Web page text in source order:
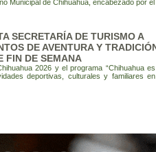
Municipal de Chihuahua, encabezado por el
SECRETARÍA DE TURISMO A
DE AVENTURA Y
FIN DE SEMANA
2026 y el programa “Chihuahua
deportivas, culturales y familiares